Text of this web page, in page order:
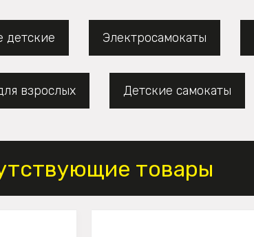
детские Электросамокаты
взрослых Детские самокаты
товары